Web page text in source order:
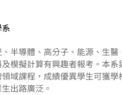
半導體、高分子、能源、生醫
模擬計算有興趣者報考。本系
域課程，成績優異學生可獲學
出路廣泛。